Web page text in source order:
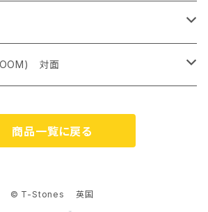
ストーン＞
シンボルネックレス
ット
対面
オンライン（ZOOM） 対面
グ オンライン（ZOOM）
商品一覧に戻る
© T-Stones 英国